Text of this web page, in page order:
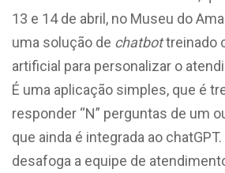
13 e 14 de abril, no Museu do
uma solução de chatbottreinado
artificial para personalizar o
É uma aplicação simples, que é
responder “N” perguntas de um
que ainda é integrada ao
desafoga a equipe de